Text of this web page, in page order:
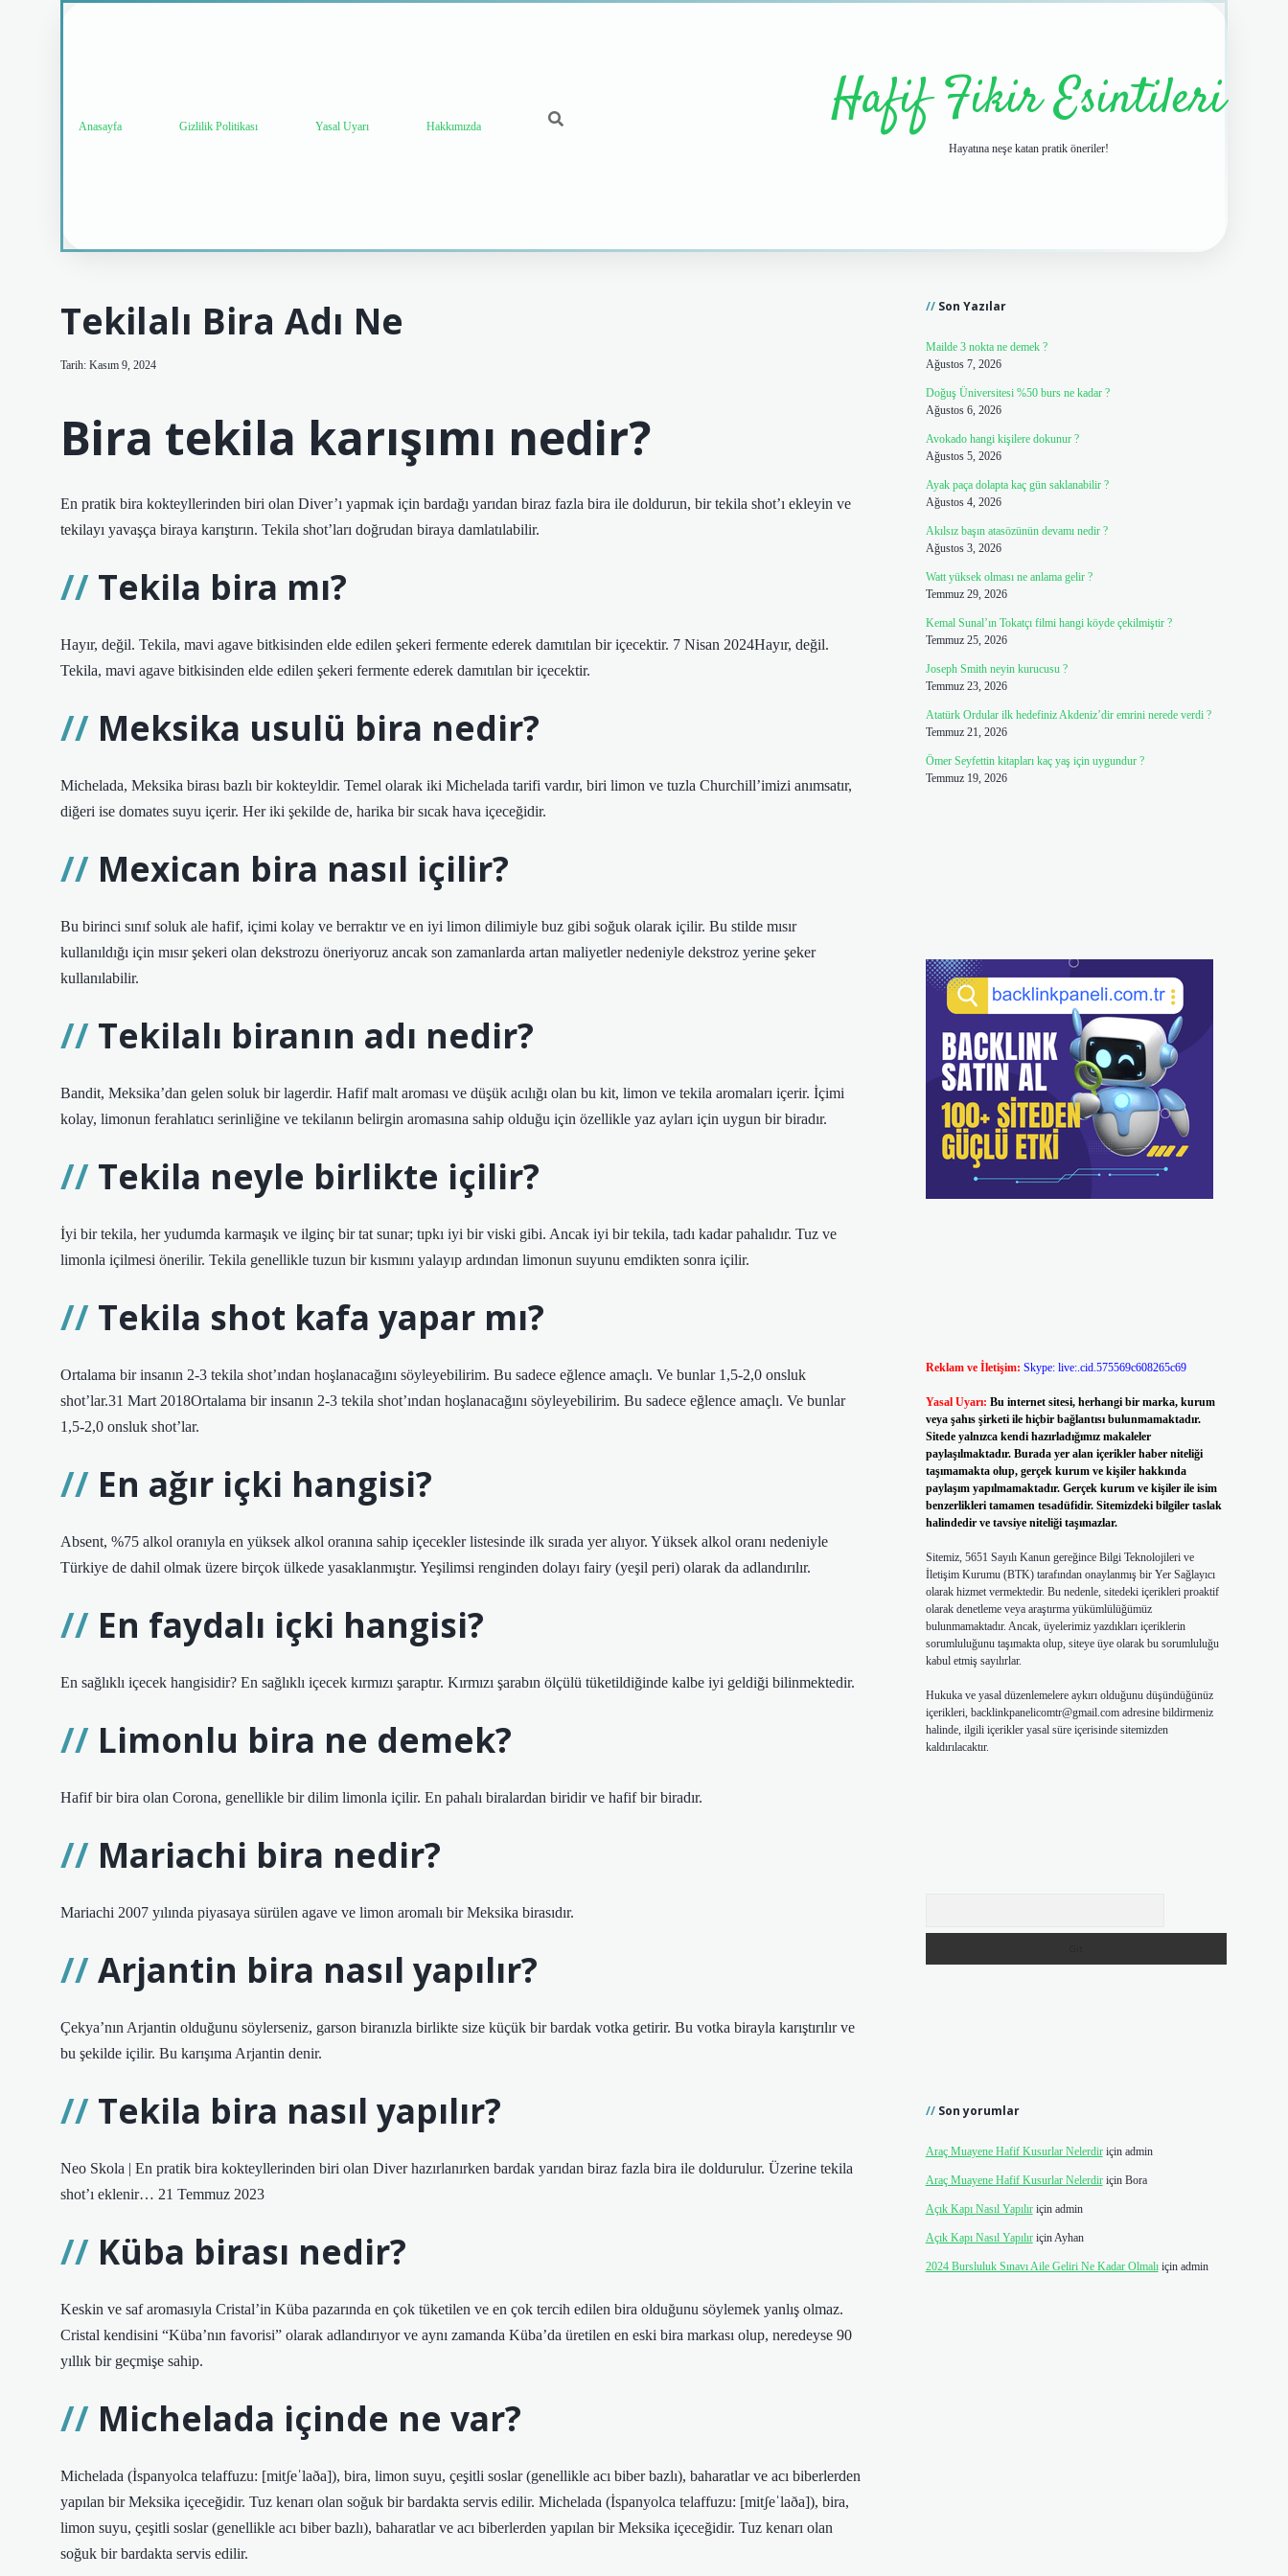
Anasayfa Gizlilik Politikası Yasal Uyarı Hakkımızda Hafif Fikir Esintileri
Hayatına neşe katan pratik öneriler!
Tekilalı Bira Adı Ne
Tarih: Kasım 9, 2024
Bira tekila karışımı nedir?
En pratik bira kokteyllerinden biri olan Diver’ı yapmak için bardağı yarıdan biraz fazla bira ile doldurun, bir tekila shot’ı ekleyin ve
tekilayı yavaşça biraya karıştırın. Tekila shot’ları doğrudan biraya damlatılabilir.
Tekila bira mı?
Hayır, değil. Tekila, mavi agave bitkisinden elde edilen şekeri fermente ederek damıtılan bir içecektir. 7 Nisan 2024Hayır, değil.
Tekila, mavi agave bitkisinden elde edilen şekeri fermente ederek damıtılan bir içecektir.
Meksika usulü bira nedir?
Michelada, Meksika birası bazlı bir kokteyldir. Temel olarak iki Michelada tarifi vardır, biri limon ve tuzla Churchill’imizi anımsatır,
diğeri ise domates suyu içerir. Her iki şekilde de, harika bir sıcak hava içeceğidir.
Mexican bira nasıl içilir?
Bu birinci sınıf soluk ale hafif, içimi kolay ve berraktır ve en iyi limon dilimiyle buz gibi soğuk olarak içilir. Bu stilde mısır
kullanıldığı için mısır şekeri olan dekstrozu öneriyoruz ancak son zamanlarda artan maliyetler nedeniyle dekstroz yerine şeker
kullanılabilir.
Tekilalı biranın adı nedir?
Bandit, Meksika’dan gelen soluk bir lagerdir. Hafif malt aroması ve düşük acılığı olan bu kit, limon ve tekila aromaları içerir. İçimi
kolay, limonun ferahlatıcı serinliğine ve tekilanın belirgin aromasına sahip olduğu için özellikle yaz ayları için uygun bir biradır.
Tekila neyle birlikte içilir?
İyi bir tekila, her yudumda karmaşık ve ilginç bir tat sunar; tıpkı iyi bir viski gibi. Ancak iyi bir tekila, tadı kadar pahalıdır. Tuz ve
limonla içilmesi önerilir. Tekila genellikle tuzun bir kısmını yalayıp ardından limonun suyunu emdikten sonra içilir.
Tekila shot kafa yapar mı?
Ortalama bir insanın 2-3 tekila shot’ından hoşlanacağını söyleyebilirim. Bu sadece eğlence amaçlı. Ve bunlar 1,5-2,0 onsluk
shot’lar.31 Mart 2018Ortalama bir insanın 2-3 tekila shot’ından hoşlanacağını söyleyebilirim. Bu sadece eğlence amaçlı. Ve bunlar
1,5-2,0 onsluk shot’lar.
En ağır içki hangisi?
Absent, %75 alkol oranıyla en yüksek alkol oranına sahip içecekler listesinde ilk sırada yer alıyor. Yüksek alkol oranı nedeniyle
Türkiye de dahil olmak üzere birçok ülkede yasaklanmıştır. Yeşilimsi renginden dolayı fairy (yeşil peri) olarak da adlandırılır.
En faydalı içki hangisi?
En sağlıklı içecek hangisidir? En sağlıklı içecek kırmızı şaraptır. Kırmızı şarabın ölçülü tüketildiğinde kalbe iyi geldiği bilinmektedir.
Limonlu bira ne demek?
Hafif bir bira olan Corona, genellikle bir dilim limonla içilir. En pahalı biralardan biridir ve hafif bir biradır.
Mariachi bira nedir?
Mariachi 2007 yılında piyasaya sürülen agave ve limon aromalı bir Meksika birasıdır.
Arjantin bira nasıl yapılır?
Çekya’nın Arjantin olduğunu söylerseniz, garson biranızla birlikte size küçük bir bardak votka getirir. Bu votka birayla karıştırılır ve
bu şekilde içilir. Bu karışıma Arjantin denir.
Tekila bira nasıl yapılır?
Neo Skola | En pratik bira kokteyllerinden biri olan Diver hazırlanırken bardak yarıdan biraz fazla bira ile doldurulur. Üzerine tekila
shot’ı eklenir… 21 Temmuz 2023
Küba birası nedir?
Keskin ve saf aromasıyla Cristal’in Küba pazarında en çok tüketilen ve en çok tercih edilen bira olduğunu söylemek yanlış olmaz.
Cristal kendisini “Küba’nın favorisi” olarak adlandırıyor ve aynı zamanda Küba’da üretilen en eski bira markası olup, neredeyse 90
yıllık bir geçmişe sahip.
Michelada içinde ne var?
Michelada (İspanyolca telaffuzu: [mitʃeˈlaða]), bira, limon suyu, çeşitli soslar (genellikle acı biber bazlı), baharatlar ve acı biberlerden
yapılan bir Meksika içeceğidir. Tuz kenarı olan soğuk bir bardakta servis edilir. Michelada (İspanyolca telaffuzu: [mitʃeˈlaða]), bira,
limon suyu, çeşitli soslar (genellikle acı biber bazlı), baharatlar ve acı biberlerden yapılan bir Meksika içeceğidir. Tuz kenarı olan
soğuk bir bardakta servis edilir.
Son Yazılar
Mailde 3 nokta ne demek ?
Ağustos 7, 2026
Doğuş Üniversitesi %50 burs ne kadar ?
Ağustos 6, 2026
Avokado hangi kişilere dokunur ?
Ağustos 5, 2026
Ayak paça dolapta kaç gün saklanabilir ?
Ağustos 4, 2026
Akılsız başın atasözünün devamı nedir ?
Ağustos 3, 2026
Watt yüksek olması ne anlama gelir ?
Temmuz 29, 2026
Kemal Sunal’ın Tokatçı filmi hangi köyde çekilmiştir ?
Temmuz 25, 2026
Joseph Smith neyin kurucusu ?
Temmuz 23, 2026
Atatürk Ordular ilk hedefiniz Akdeniz’dir emrini nerede verdi ?
Temmuz 21, 2026
Ömer Seyfettin kitapları kaç yaş için uygundur ?
Temmuz 19, 2026
Reklam ve İletişim: Skype: live:.cid.575569c608265c69
Yasal Uyarı: Bu internet sitesi, herhangi bir marka, kurum
veya şahıs şirketi ile hiçbir bağlantısı bulunmamaktadır.
Sitede yalnızca kendi hazırladığımız makaleler
paylaşılmaktadır. Burada yer alan içerikler haber niteliği
taşımamakta olup, gerçek kurum ve kişiler hakkında
paylaşım yapılmamaktadır. Gerçek kurum ve kişiler ile isim
benzerlikleri tamamen tesadüfidir. Sitemizdeki bilgiler taslak
halindedir ve tavsiye niteliği taşımazlar.
Sitemiz, 5651 Sayılı Kanun gereğince Bilgi Teknolojileri ve
İletişim Kurumu (BTK) tarafından onaylanmış bir Yer Sağlayıcı
olarak hizmet vermektedir. Bu nedenle, sitedeki içerikleri proaktif
olarak denetleme veya araştırma yükümlülüğümüz
bulunmamaktadır. Ancak, üyelerimiz yazdıkları içeriklerin
sorumluluğunu taşımakta olup, siteye üye olarak bu sorumluluğu
kabul etmiş sayılırlar.
Hukuka ve yasal düzenlemelere aykırı olduğunu düşündüğünüz
içerikleri, backlinkpanelicomtr@gmail.comadresine bildirmeniz
halinde, ilgili içerikler yasal süre içerisinde sitemizden
kaldırılacaktır.
Son yorumlar
Araç Muayene Hafif Kusurlar Nelerdiriçin admin
Araç Muayene Hafif Kusurlar Nelerdiriçin Bora
Açık Kapı Nasıl Yapılıriçin admin
Açık Kapı Nasıl YapılıriçinAyhan
2024 Bursluluk Sınavı Aile Geliri Ne Kadar Olmalıiçin admin